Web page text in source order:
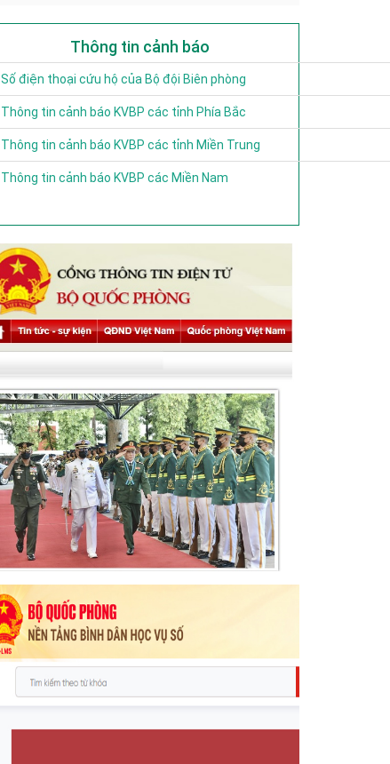
Thông tin cảnh báo
Số điện thoại cứu hộ của Bộ đội Biên phòng
Thông tin cảnh báo KVBP các tỉnh Phía Bắc
Thông tin cảnh báo KVBP các tỉnh Miền Trung
Thông tin cảnh báo KVBP các Miền Nam